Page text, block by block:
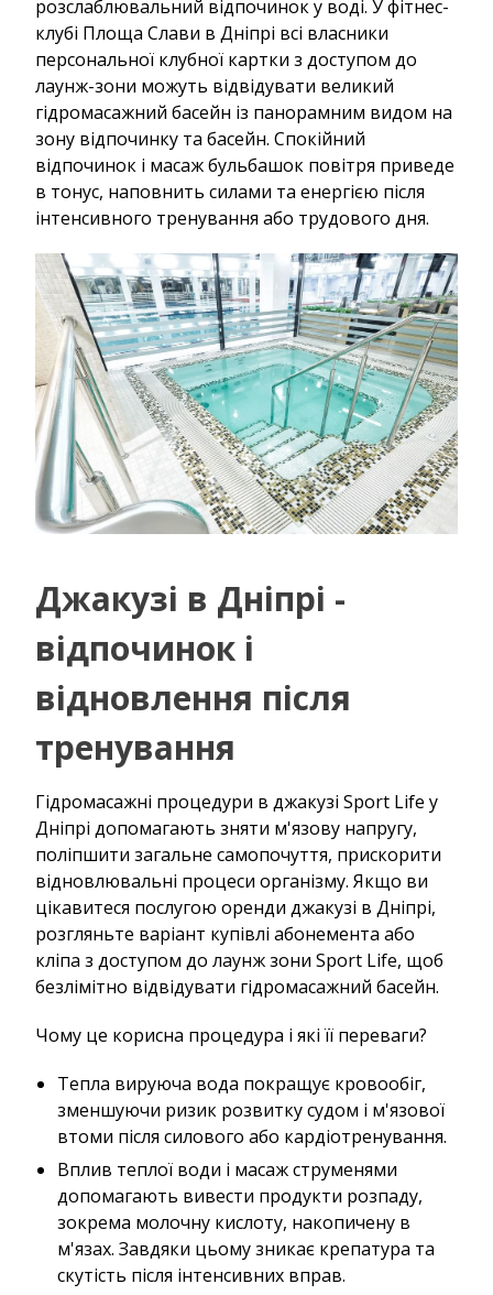
розслаблювальний відпочинок у воді. У фітнес-
клубі Площа Слави в Дніпрі всі власники
персональної клубної картки з доступом до
лаунж-зони можуть відвідувати великий
гідромасажний басейн із панорамним видом на
зону відпочинку та басейн. Спокійний
відпочинок і масаж бульбашок повітря приведе
в тонус, наповнить силами та енергією після
інтенсивного тренування або трудового дня.
Джакузі в Дніпрі -
відпочинок і
відновлення після
тренування
Гідромасажні процедури в джакузі Sport Life у
Дніпрі допомагають зняти м'язову напругу,
поліпшити загальне самопочуття, прискорити
відновлювальні процеси організму. Якщо ви
цікавитеся послугою оренди джакузі в Дніпрі,
розгляньте варіант купівлі абонемента або
кліпа з доступом до лаунж зони Sport Life, щоб
безлімітно відвідувати гідромасажний басейн.
Чому це корисна процедура і які її переваги?
Тепла вируюча вода покращує кровообіг,
зменшуючи ризик розвитку судом і м'язової
втоми після силового або кардіотренування.
Вплив теплої води і масаж струменями
допомагають вивести продукти розпаду,
зокрема молочну кислоту, накопичену в
м'язах. Завдяки цьому зникає крепатура та
скутість після інтенсивних вправ.